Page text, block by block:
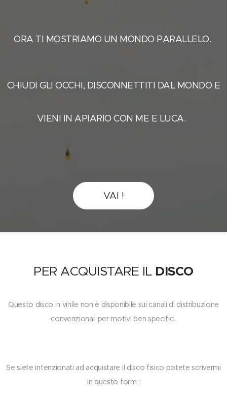
ORA TI MOSTRIAMO UN MONDO PARALLELO.
CHIUDI GLI OCCHI, DISCONNETTITI DAL MONDO E
VIENI IN APIARIO CON ME E LUCA.
VAI !
PER ACQUISTARE IL DISCO
Questo disco in vinile non è disponibile sui canali di distribuzione
convenzionali per motivi ben specifici.
Se siete intenzionati ad acquistare il disco fisico potete scrivermi
in questo form :